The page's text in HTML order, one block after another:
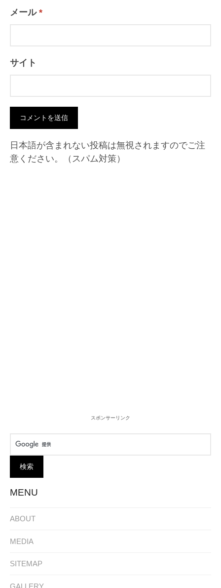
メール *
サイト
日本語が含まれない投稿は無視されますのでご注
意ください。（スパム対策）
スポンサーリンク
MENU
ABOUT
MEDIA
SITEMAP
GALLERY